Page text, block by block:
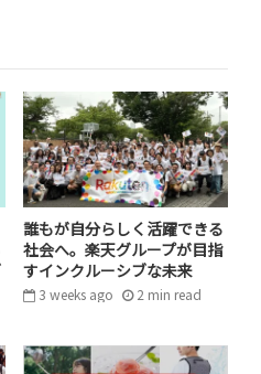
、2万円！鯛の焼物や国産黒
白なますや黒豆煮に赤飯、イ
段重箱に並びます。
らあります」と話すのは、
々なデータを研究し、数々
ドハンター”の清水。「飼
族の一員』と考える傾向が
きています。人間のおせち
のも出てきているので、ペ
んでいるのかと思います。特
誰もが自分らしく活躍できる
社会へ。楽天グループが目指
すインクルーシブな未来
3 weeks ago 2 min read